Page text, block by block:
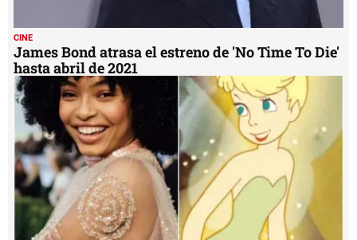
CINE
James Bond atrasa el estreno de 'No Time To Die'
hasta abril de 2021